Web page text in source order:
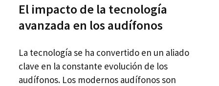
El impacto de la tecnología
avanzada en los audífonos
La tecnología se ha convertido en un aliado
clave en la constante evolución de los
audífonos. Los modernos audífonos son